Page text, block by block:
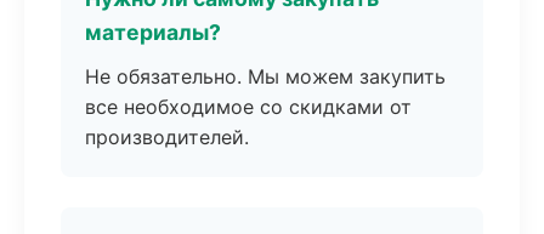
материалы?
Не обязательно. Мы можем закупить
все необходимое со скидками от
производителей.